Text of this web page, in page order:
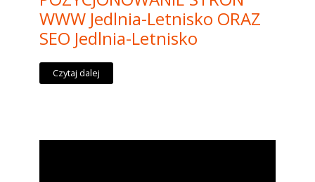
WWW Jedlnia-Letnisko ORAZ
SEO Jedlnia-Letnisko
Czytaj dalej